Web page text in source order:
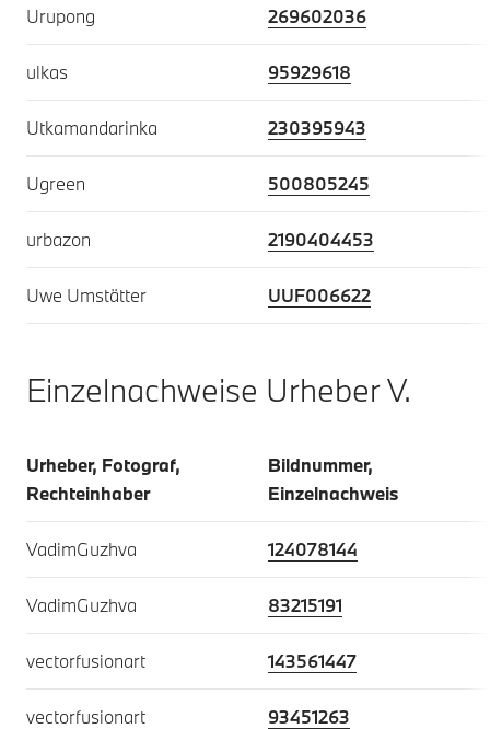
Urupong 269602036
ulkas 95929618
Utkamandarinka 230395943
Ugreen 500805245
urbazon 2190404453
Uwe Umstätter UUF006622
Einzelnachweise Urheber V.
Urheber, Fotograf,
Rechteinhaber
Bildnummer,
Einzelnachweis
VadimGuzhva 124078144
VadimGuzhva 83215191
vectorfusionart 143561447
vectorfusionart 93451263